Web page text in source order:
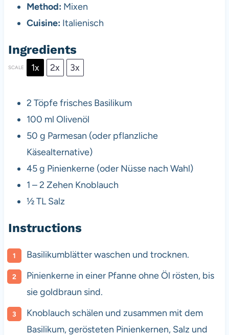
Method: Mixen
Cuisine: Italienisch
Ingredients
SCALE 1x 2x 3x
2 Töpfe frisches Basilikum
100 ml Olivenöl
50 g Parmesan (oder pflanzliche
Käsealternative)
45 g Pinienkerne (oder Nüsse nach Wahl)
1 –2 Zehen Knoblauch
½TL Salz
Instructions
Basilikumblätter waschen und trocknen.
Pinienkerne in einer Pfanne ohne Öl rösten, bis
sie goldbraun sind.
Knoblauch schälen und zusammen mit dem
Basilikum, gerösteten Pinienkernen, Salz und